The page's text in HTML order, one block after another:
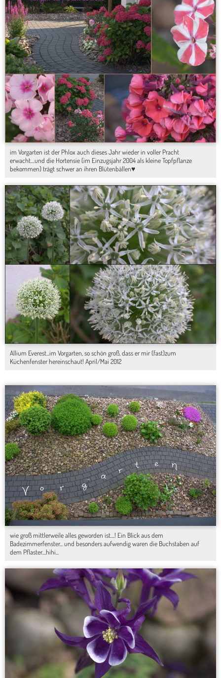
im Vorgarten ist der Phlox auch dieses Jahr wieder in voller Pracht
erwacht....und die Hortensie (im Einzugsjahr 2004 als kleine Topfpflanze
bekommen) trägt schwer an ihren Blütenbällen♥
Allium Everest...im Vorgarten, so schön groß, dass er mir (fast)zum
Küchenfenster hereinschaut! April/Mai 2012
wie groß mittlerweile alles geworden ist....! Ein Blick aus dem
Badezimmerfenster... und besonders aufwendig waren die Buchstaben auf
dem Pflaster....hihi...